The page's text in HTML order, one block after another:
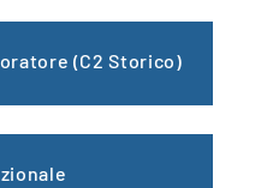
(C2 Storico)